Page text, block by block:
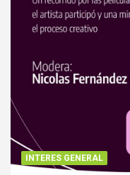
INTERES GENERAL